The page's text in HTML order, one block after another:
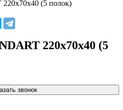
(5 полок)
220х70х40 (5
звонок